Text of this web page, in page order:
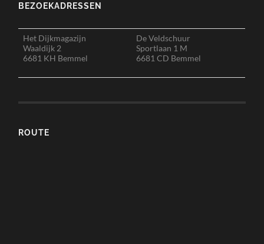
BEZOEKADRESSEN
Het Dijkmagazijn
Waaldijk 2
6681 KH Bemmel
De Veldschuur
Sportlaan 1 M
6681 CD Bemmel
ROUTE